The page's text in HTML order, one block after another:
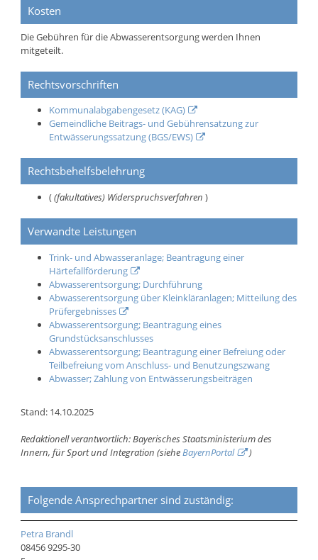
Kosten
Die Gebühren für die Abwasserentsorgung werden Ihnen
mitgeteilt.
Rechtsvorschriften
Kommunalabgabengesetz (KAG)
Gemeindliche Beitrags- und Gebührensatzung zur
Entwässerungssatzung (BGS/EWS)
Rechtsbehelfsbelehrung
((fakultatives) Widerspruchsverfahren )
Verwandte Leistungen
Trink- und Abwasseranlage; Beantragung einer
Härtefallförderung
Abwasserentsorgung; Durchführung
Abwasserentsorgung über Kleinkläranlagen; Mitteilung des
Prüfergebnisses
Abwasserentsorgung; Beantragung eines
Grundstücksanschlusses
Abwasserentsorgung; Beantragung einer Befreiung oder
Teilbefreiung vom Anschluss- und Benutzungszwang
Abwasser; Zahlung von Entwässerungsbeiträgen
Stand: 14.10.2025
Redaktionell verantwortlich: Bayerisches Staatsministerium des
Innern, für Sport und Integration (sieheBayernPortal )
Folgende Ansprechpartner sind zuständig:
Petra Brandl
08456 9295-30